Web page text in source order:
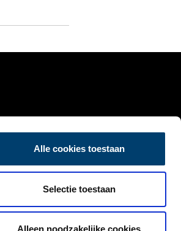
Alle cookies toestaan
Selectie toestaan
Alleen noodzakelijke cookies